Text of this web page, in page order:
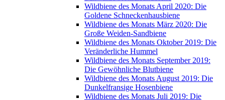
Wildbiene des Monats April 2020: Die
Goldene Schneckenhausbiene
Wildbiene des Monats März 2020: Die
Große Weiden-Sandbiene
Wildbiene des Monats Oktober 2019: Die
Veränderliche Hummel
Wildbiene des Monats September 2019:
Die Gewöhnliche Blutbiene
Wildbiene des Monats August 2019: Die
Dunkelfransige Hosenbiene
Wildbiene des Monats Juli 2019: Die